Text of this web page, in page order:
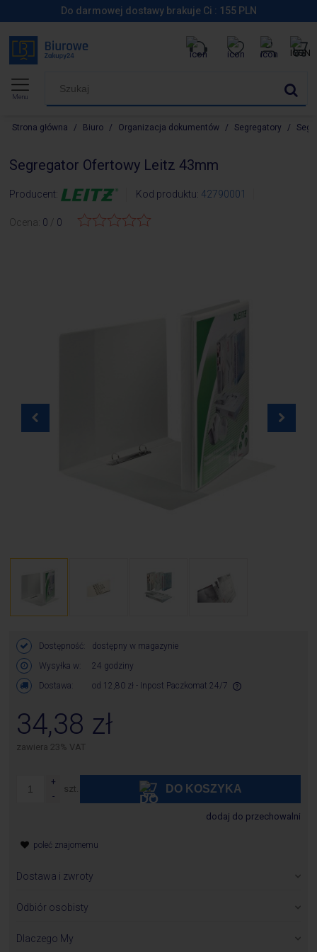
Do darmowej dostawy brakuje Ci : 155PLN
Menu
Strona główna / Biuro / Organizacja dokumentów / Segregatory /
Segregator Ofertowy Leitz 43mm
Producent: Kod produktu: 42790001
Ocena: 0 0
Dostępność:
dostępny w magazynie
Wysyłka w:
24 godziny
Dostawa:
od 12,80 zł - Inpost Paczkomat 24/7
34,38 zł
zawiera 23% VAT
szt. DO KOSZYKA
dodaj do przechowalni
poleć znajomemu
Dostawa i zwroty
otrzymania zamówienia z wyłączeniem produktów, których
Odbiór osobisty
P.H.U.Bawi S.A.
Dlaczego My